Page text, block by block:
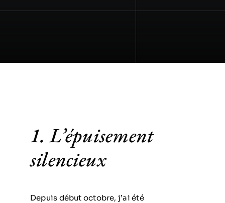
1. L’épuisement
silencieux
Depuis début octobre, j’ai été